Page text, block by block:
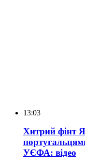
13:03
Хитрий фінт
УЄФА: відео